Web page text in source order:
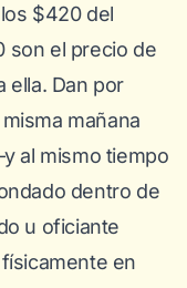
$420 del
son el precio de
ella. Dan por
mañana
al mismo tiempo
dentro de
u oficiante
en